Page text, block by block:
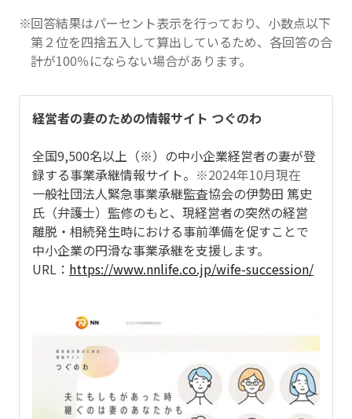
回答結果はパーセント表示を行っており、小数点以下
第２位を四捨五入して算出しているため、各回答の合
計が100％にならない場合があります。
経営者の妻のための情報サイト つぐのわ
全国9,500名以上（※）の中小企業経営者の妻が登
録する事業承継情報サイト。 ※2024年10月現在
一般社団法人緊急事業承継監査協会の伊勢田 篤史
氏（弁護士）監修のもと、現経営者の突然の経営
離脱・相続発生時における事前準備を促すことで
中小企業の円滑な事業承継を支援します。
URL： https://www.nnlife.co.jp/wife-succession/